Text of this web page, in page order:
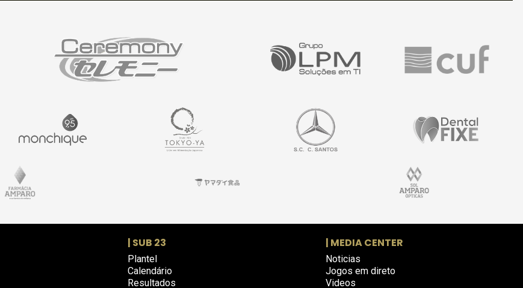
| SUB 23
Plantel
Calendário
Resultados
| MEDIA CENTER
Noticias
Jogos em direto
Videos